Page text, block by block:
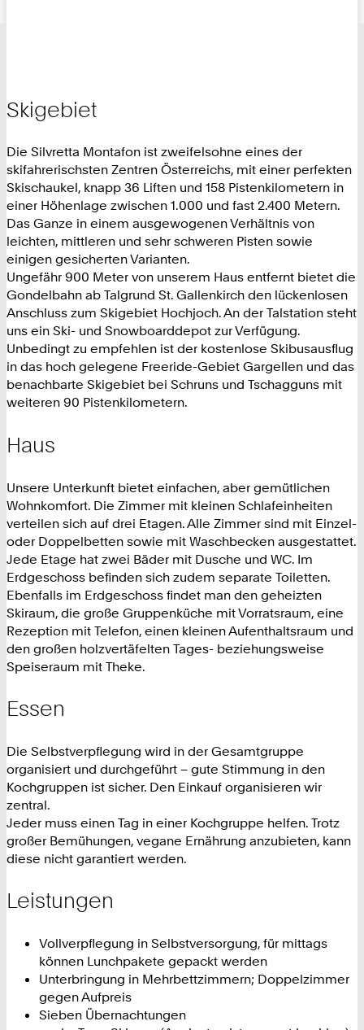
Skigebiet
Die Silvretta Montafon ist zweifelsohne eines der
skifahrerischsten Zentren Österreichs, mit einer perfekten
Skischaukel, knapp 36 Liften und 158 Pistenkilometern in
einer Höhenlage zwischen 1.000 und fast 2.400 Metern.
Das Ganze in einem ausgewogenen Verhältnis von
leichten, mittleren und sehr schweren Pisten sowie
einigen gesicherten Varianten.
Ungefähr 900 Meter von unserem Haus entfernt bietet die
Gondelbahn ab Talgrund St. Gallenkirch den lückenlosen
Anschluss zum Skigebiet Hochjoch. An der Talstation steht
uns ein Ski- und Snowboarddepot zur Verfügung.
Unbedingt zu empfehlen ist der kostenlose Skibusausflug
in das hoch gelegene Freeride-Gebiet Gargellen und das
benachbarte Skigebiet bei Schruns und Tschagguns mit
weiteren 90 Pistenkilometern.
Haus
Unsere Unterkunft bietet einfachen, aber gemütlichen
Wohnkomfort. Die Zimmer mit kleinen Schlafeinheiten
verteilen sich auf drei Etagen. Alle Zimmer sind mit Einzel-
oder Doppelbetten sowie mit Waschbecken ausgestattet.
Jede Etage hat zwei Bäder mit Dusche und WC. Im
Erdgeschoss befinden sich zudem separate Toiletten.
Ebenfalls im Erdgeschoss findet man den geheizten
Skiraum, die große Gruppenküche mit Vorratsraum, eine
Rezeption mit Telefon, einen kleinen Aufenthaltsraum und
den großen holzvertäfelten Tages- beziehungsweise
Speiseraum mit Theke.
Essen
Die Selbstverpflegung wird in der Gesamtgruppe
organisiert und durchgeführt – gute Stimmung in den
Kochgruppen ist sicher. Den Einkauf organisieren wir
zentral.
Jeder muss einen Tag in einer Kochgruppe helfen. Trotz
großer Bemühungen, vegane Ernährung anzubieten, kann
diese nicht garantiert werden.
Leistungen
Vollverpflegung in Selbstversorgung, für mittags
können Lunchpakete gepackt werden
Unterbringung in Mehrbettzimmern; Doppelzimmer
gegen Aufpreis
Sieben Übernachtungen